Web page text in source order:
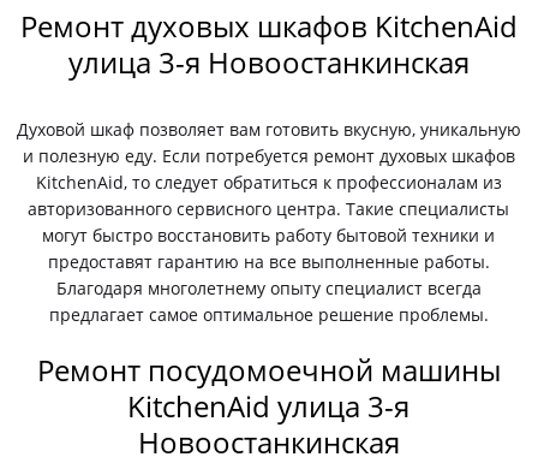
Ремонт духовых шкафов KitchenAid
улица 3-я Новоостанкинская
Духовой шкаф позволяет вам готовить вкусную, уникальную
и полезную еду. Если потребуется ремонт духовых шкафов
KitchenAid, то следует обратиться к профессионалам из
авторизованного сервисного центра. Такие специалисты
могут быстро восстановить работу бытовой техники и
предоставят гарантию на все выполненные работы.
Благодаря многолетнему опыту специалист всегда
предлагает самое оптимальное решение проблемы.
Ремонт посудомоечной машины
KitchenAid улица 3-я
Новоостанкинская